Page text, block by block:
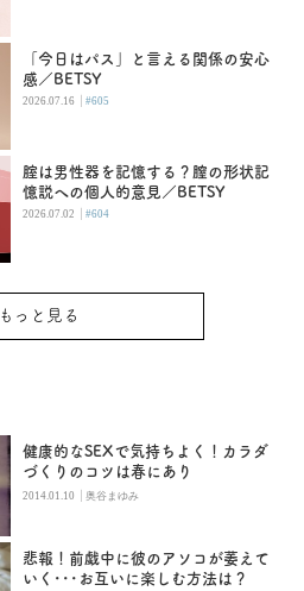
「今日はパス」と言える関係の安心
感／BETSY
2026.07.16 |#605
腟は男性器を記憶する？膣の形状記
憶説への個人的意見／BETSY
2026.07.02 |#604
もっと見る
健康的なSEXで気持ちよく！カラダ
づくりのコツは春にあり
2014.01.10 |奥谷まゆみ
悲報！前戯中に彼のアソコが萎えて
いく･･･お互いに楽しむ方法は？